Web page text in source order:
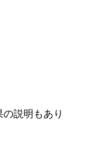
説明もあり